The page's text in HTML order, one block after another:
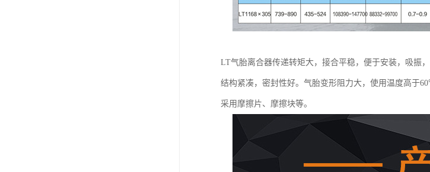
LT气胎离合器传递转矩大，接合平稳，便于安装，吸振
结构紧凑，密封性好。气胎变形阻力大，使用温度高于
采用摩擦片、摩擦块等。